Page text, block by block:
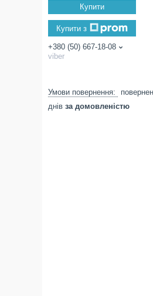
Купити
Купити з
+380 (50) 667-18-08
viber
днів за домовленістю